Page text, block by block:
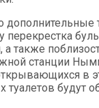
дополнительные
перекрестка
также
станции
в
туалетов будут